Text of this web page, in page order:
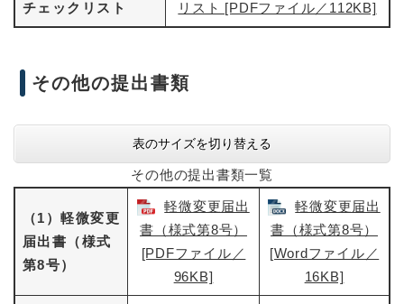
チェックリスト
リスト [PDFファイル／112KB]
その他の提出書類
表のサイズを切り替える
その他の提出書類一覧
（1）軽微変更
届出書（様式
第8号）
軽微変更届出
書（様式第8号）
[PDFファイル／
96KB]
軽微変更届出
書（様式第8号）
[Wordファイル／
16KB]